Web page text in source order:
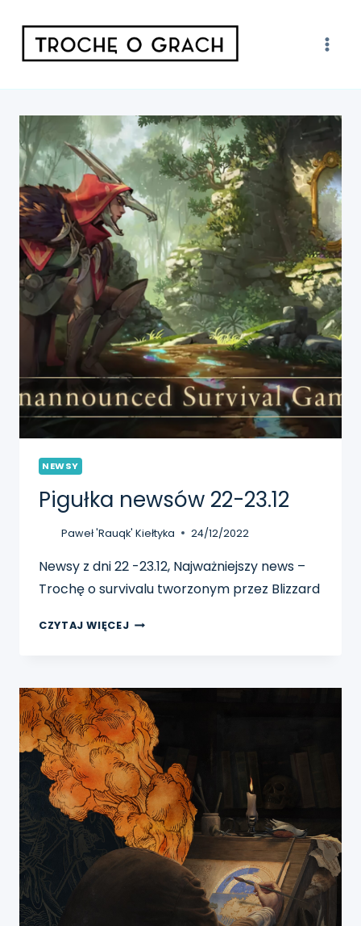
treści
NEWSY
Pigułka newsów 22-23.12
Paweł 'Rauqk' Kiełtyka 24/12/2022
Newsy z dni 22 -23.12, Najważniejszy news –
Trochę o survivalu tworzonym przez Blizzard
CZYTAJ WIĘCEJ PIGUŁKA